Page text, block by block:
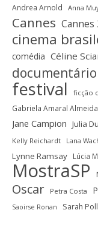
Andrea Arnold Anna
Cannes Cannes
cinema
comédia Céline
documentário
festival ficção
Gabriela Amaral Almeida
Jane Campion Julia
Kelly Reichardt Lana
Lynne Ramsay Lúcia
MostraSP
Oscar Petra Costa
Saoirse Ronan Sarah